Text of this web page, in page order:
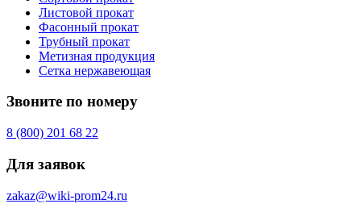
Листовой прокат
Фасонный прокат
Трубный прокат
Метизная продукция
Сетка нержавеющая
Звоните по номеру
8 (800) 201 68 22
Для заявок
zakaz@wiki-prom24.ru